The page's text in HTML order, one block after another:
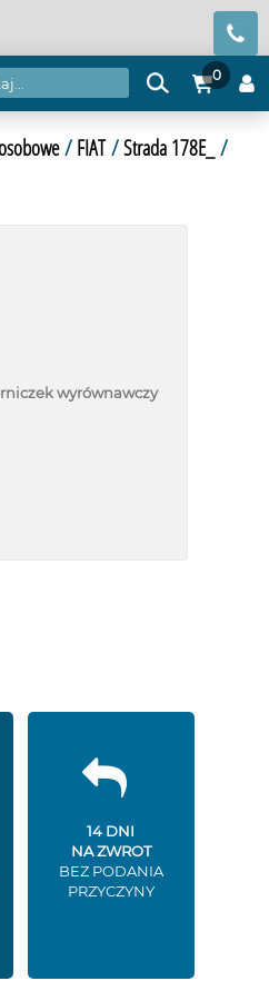
0
/ FIAT/Strada 178E_ /
wyrównawczy
14 DNI
NA ZWROT
BEZ PODANIA
PRZYCZYNY